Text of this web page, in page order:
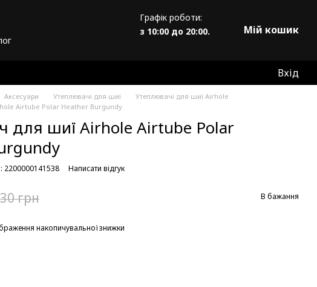
Графік роботи:
з 10:00 до 20:00.
Мій кошик
Вхід
Аксесуари Утеплювачі для шиї
Утеплювачі для шиї Airhole
Airtube Polar Heather Burgundy
для шиї Airhole Airtube Polar
2200000141538 Написати відгук
грн В бажання
накопичувальної знижки